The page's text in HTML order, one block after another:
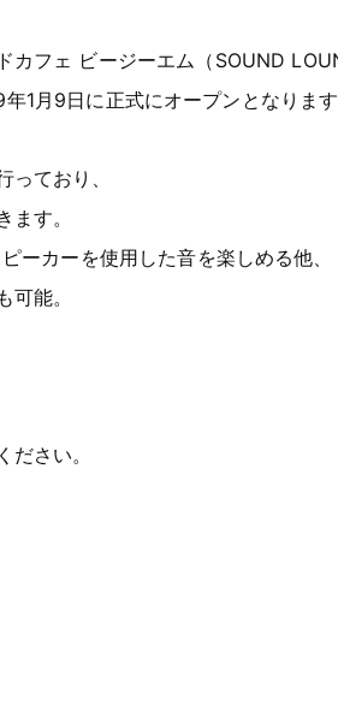
フェ ビージーエム（SOUND
1月9日に正式にオープンとなります
ており、
す。
ーカーを使用した音を楽しめる他、
能。
さい。